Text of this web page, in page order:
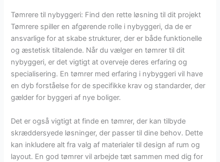
Tømrere til nybyggeri: Find den rette løsning til dit projekt
Tømrere spiller en afgørende rolle i nybyggeri, da de er
ansvarlige for at skabe strukturer, der er både funktionelle
og æstetisk tiltalende. Når du vælger en tømrer til dit
nybyggeri, er det vigtigt at overveje deres erfaring og
specialisering. En tømrer med erfaring i nybyggeri vil have
en dyb forståelse for de specifikke krav og standarder, der
gælder for byggeri af nye boliger.
Det er også vigtigt at finde en tømrer, der kan tilbyde
skræddersyede løsninger, der passer til dine behov. Dette
kan inkludere alt fra valg af materialer til design af rum og
layout. En god tømrer vil arbejde tæt sammen med dig for